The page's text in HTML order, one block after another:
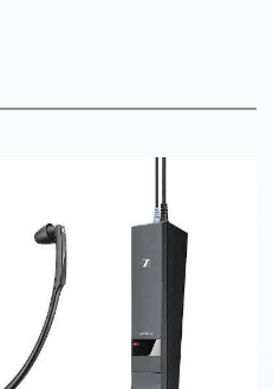
sich meist als
nur kann